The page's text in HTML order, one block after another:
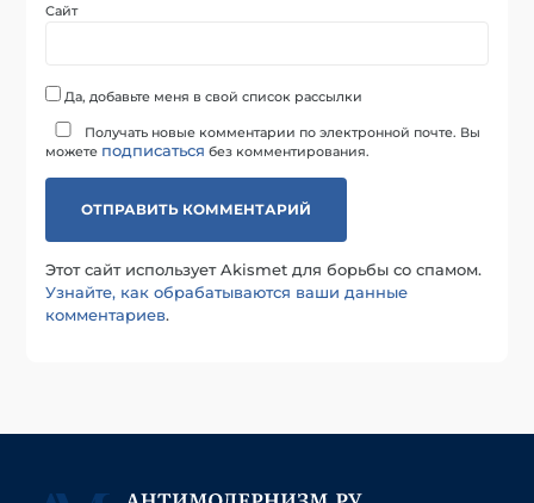
Сайт
Да, добавьте меня в свой список рассылки
Получать новые комментарии по электронной почте. Вы
можете подписаться без комментирования.
Этот сайт использует Akismet для борьбы со спамом.
Узнайте, как обрабатываются ваши данные
комментариев.